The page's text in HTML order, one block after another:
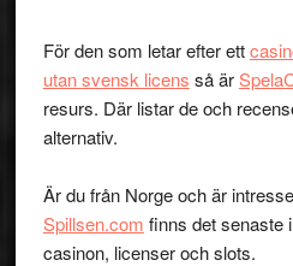
För den som letar efter ett
utan svensk licens så är
resurs. Där listar de och
alternativ.
Är du från Norge och är
Spillsen.com finns det senaste
casinon, licenser och slots.